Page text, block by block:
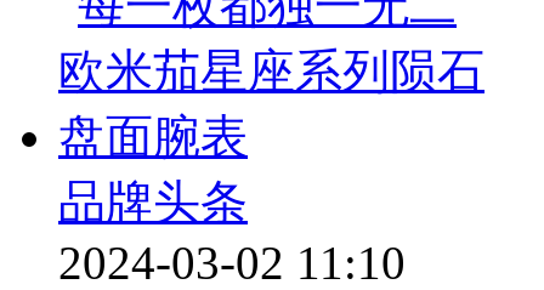
品牌头条
2024-03-02 11:10